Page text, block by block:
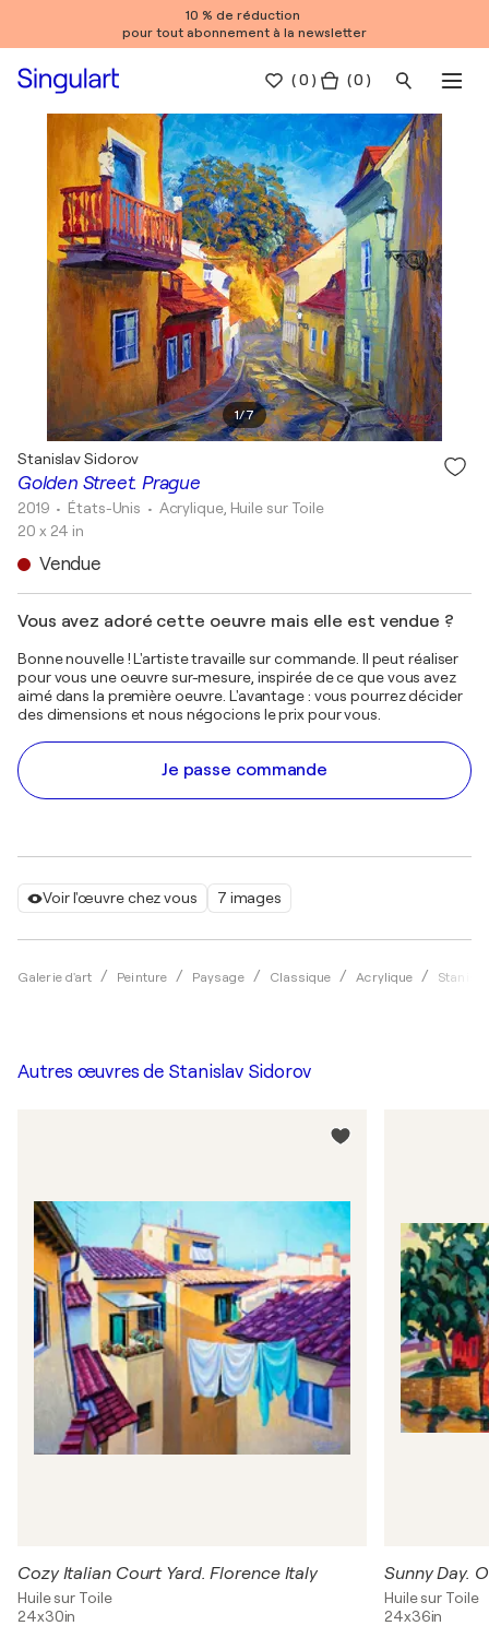
10 % de réduction
pour tout abonnement à la newsletter
(0 ) ( 0 )
1/7
Voir l'œuvre chez vous 7 images
Galerie d'art Peinture Paysage Classique Acrylique
Golden Street. Prague
Stanislav Sidorov
2019 • États-Unis • Acrylique, Huile sur Toile
20 x 24 in
Vendue
Vous avez adoré cette oeuvre mais elle est vendue ?
Bonne nouvelle ! L'artiste travaille sur commande. Il peut réaliser
pour vous une oeuvre sur-mesure, inspirée de ce que vous avez
aimé dans la première oeuvre. L'avantage : vous pourrez décider
des dimensions et nous négocions le prix pour vous.
Je passe commande
Autres œuvres de Stanislav Sidorov
Cozy Italian Court Yard. Florence Italy
Huile sur Toile
24x30in
Huile sur Toile
24x36in